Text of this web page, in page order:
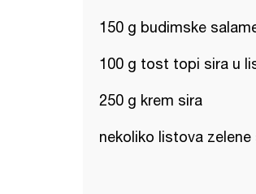
150 g budimske
100 g tost topi sira u
250 g krem sira
nekoliko listova zelene